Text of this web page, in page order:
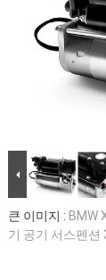
큰 이미지 : BMW
기 공기 서스펜